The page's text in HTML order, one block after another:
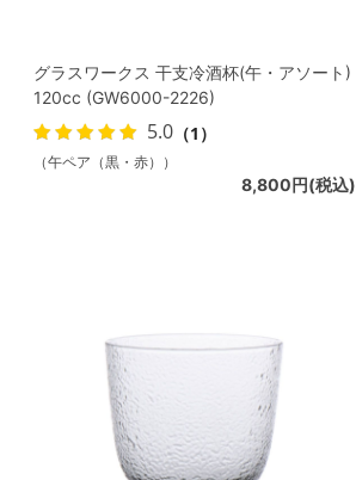
グラスワークス 干支冷酒杯(午・アソート)
120cc (GW6000-2226)
5.0 （1）
（午ペア（黒・赤））
8,800円(税込)